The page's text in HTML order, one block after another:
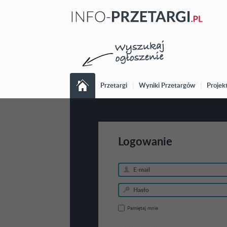
Przetargi Wyniki Przetargów
Logowanie
Pamiętaj mnie